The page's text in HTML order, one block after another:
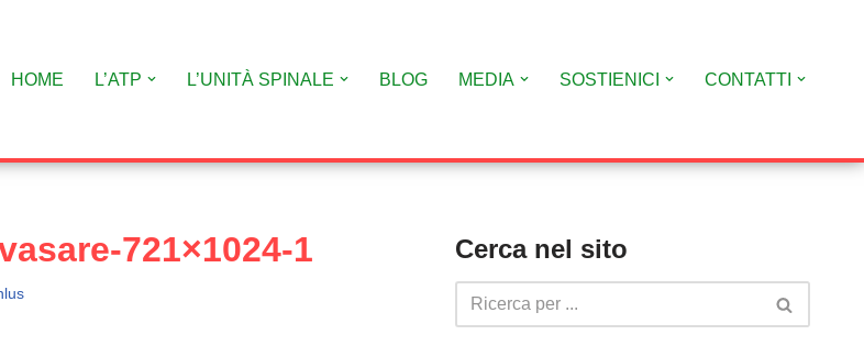
HOME L’ATP L’UNITÀ SPINALE BLOG MEDIA SOSTIENICI CONTATTI
721×1024-1 Cerca nel sito